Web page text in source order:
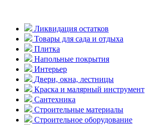
Ликвидация остатков
Товары для сада и отдыха
Плитка
Напольные покрытия
Интерьер
Двери, окна, лестницы
Краска и малярный инструмент
Сантехника
Строительные материалы
Строительное оборудование